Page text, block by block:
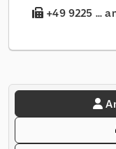
+49 9225 ...